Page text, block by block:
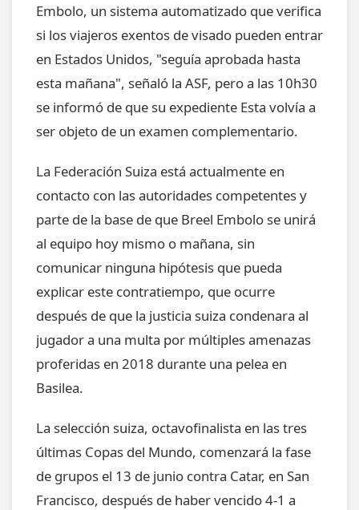
Embolo, un sistema automatizado que verifica
si los viajeros exentos de visado pueden entrar
en Estados Unidos, "seguía aprobada hasta
esta mañana", señaló la ASF, pero a las 10h30
se informó de que su expediente Esta volvía a
ser objeto de un examen complementario.
La Federación Suiza está actualmente en
contacto con las autoridades competentes y
parte de la base de que Breel Embolo se unirá
al equipo hoy mismo o mañana, sin
comunicar ninguna hipótesis que pueda
explicar este contratiempo, que ocurre
después de que la justicia suiza condenara al
jugador a una multa por múltiples amenazas
proferidas en 2018 durante una pelea en
Basilea.
La selección suiza, octavofinalista en las tres
últimas Copas del Mundo, comenzará la fase
de grupos el 13 de junio contra Catar, en San
Francisco, después de haber vencido 4-1 a